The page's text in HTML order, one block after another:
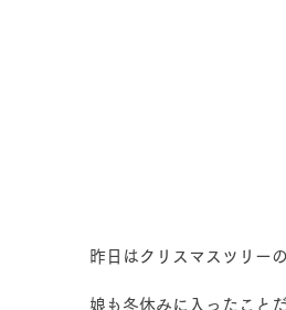
昨日はクリスマスツリー
娘も冬休みに入ったこと